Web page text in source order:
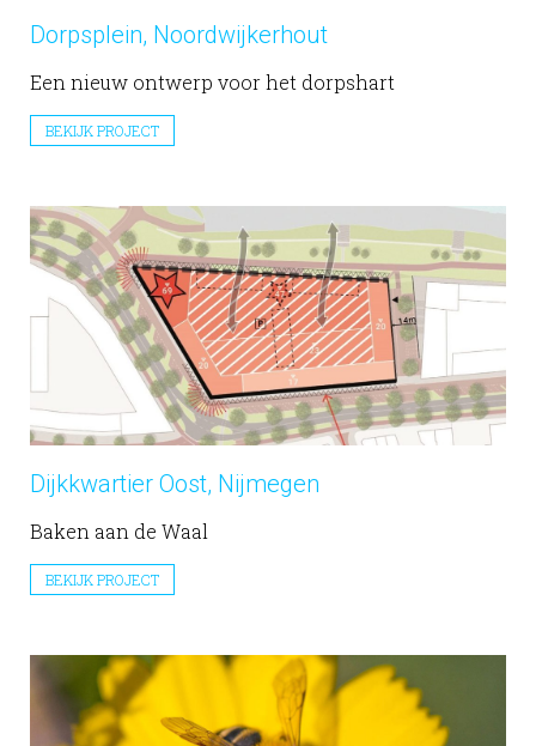
Dorpsplein, Noordwijkerhout
Een nieuw ontwerp voor het dorpshart
BEKIJK PROJECT
Dijkkwartier Oost, Nijmegen
Baken aan de Waal
BEKIJK PROJECT